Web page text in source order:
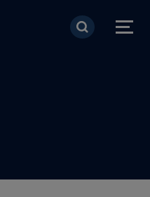
Mergi la conţinutul